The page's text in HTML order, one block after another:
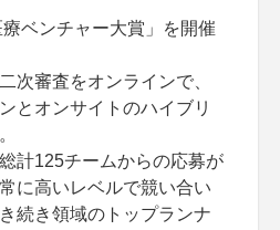
ベンチャー大賞」を開催
次審査をオンラインで、
とオンサイトのハイブリ
計125チームからの応募が
に高いレベルで競い合い
続き領域のトップランナ